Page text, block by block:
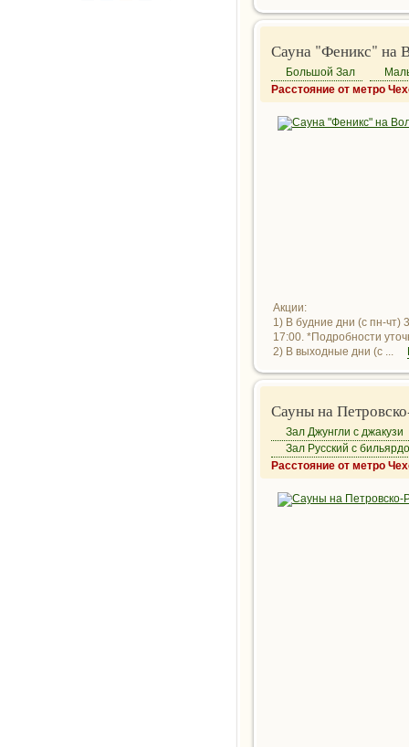
Сауна "Феникс" на
Большой Зал
Расстояние от метро
Акции:
1) В будние дни (с пн-чт)
17:00. *Подробности
2) В выходные дни (с ...
Сауны на
Зал Джунгли с джакузи
Зал Русский с
Расстояние от метро